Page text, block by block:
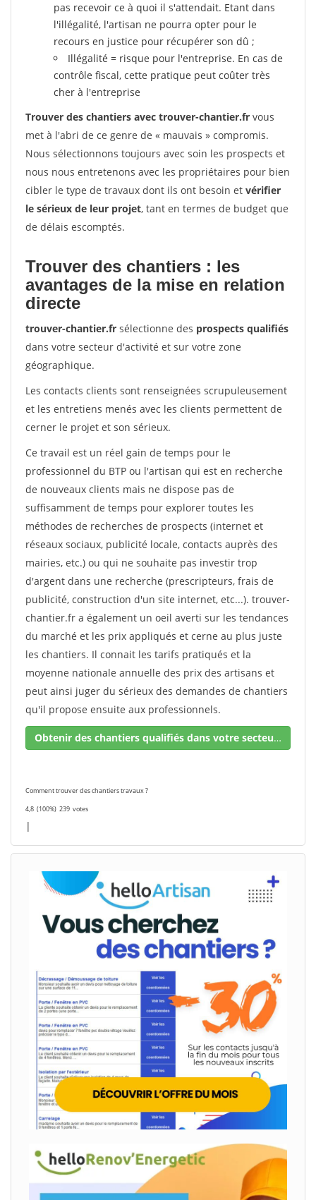
pas recevoir ce à quoi il s'attendait. Etant dans
l'illégalité, l'artisan ne pourra opter pour le
recours en justice pour récupérer son dû ;
Illégalité = risque pour l'entreprise. En cas de
contrôle fiscal, cette pratique peut coûter très
cher à l'entreprise
Trouver des chantiers avec trouver-chantier.fr vous
met à l'abri de ce genre de « mauvais » compromis.
Nous sélectionnons toujours avec soin les prospects et
nous nous entretenons avec les propriétaires pour bien
cibler le type de travaux dont ils ont besoin et vérifier
le sérieux de leur projet, tant en termes de budget que
de délais escomptés.
Trouver des chantiers : les
avantages de la mise en relation
directe
trouver-chantier.fr sélectionne des prospects qualifiés
dans votre secteur d'activité et sur votre zone
géographique.
Les contacts clients sont renseignées scrupuleusement
et les entretiens menés avec les clients permettent de
cerner le projet et son sérieux.
Ce travail est un réel gain de temps pour le
professionnel du BTP ou l'artisan qui est en recherche
de nouveaux clients mais ne dispose pas de
suffisamment de temps pour explorer toutes les
méthodes de recherches de prospects (internet et
réseaux sociaux, publicité locale, contacts auprès des
mairies, etc.) ou qui ne souhaite pas investir trop
d'argent dans une recherche (prescripteurs, frais de
publicité, construction d'un site internet, etc...). trouver-
chantier.fr a également un oeil averti sur les tendances
du marché et les prix appliqués et cerne au plus juste
les chantiers. Il connait les tarifs pratiqués et la
moyenne nationale annuelle des prix des artisans et
peut ainsi juger du sérieux des demandes de chantiers
qu'il propose ensuite aux professionnels.
Obtenir des chantiers qualifiés dans votre secteur !
Comment trouver des chantiers travaux ?
4,8 (100%) 239 votes
|